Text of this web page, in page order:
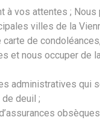
à vos attentes ;
villes de la
carte de
et nous occuper de
administratives qui
deuil ;